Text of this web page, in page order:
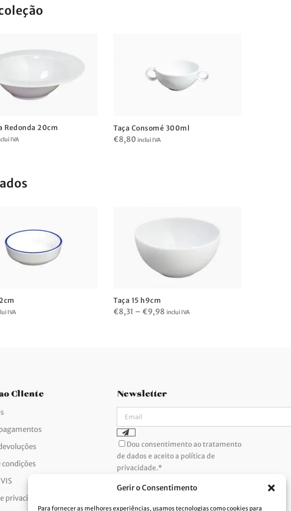
Gerir o Consentimento
Para fornecer as melhores experiências, usamos tecnologias como cookies para
Redonda 20cm
IVA
Taça Consomé 300ml
€8,80 inclui IVA
IVA
Taça 15 h9cm
€8,31 – €9,98 Price
inclui IVA
Cliente
condições
privacidade
Newsletter
Dou consentimento ao tratamento
de dados e aceito a política de
privacidade.*
implementação do RGPD. Para tratarmos os
seus dados pessoais, precisamos do seu
Política de Privacidade.